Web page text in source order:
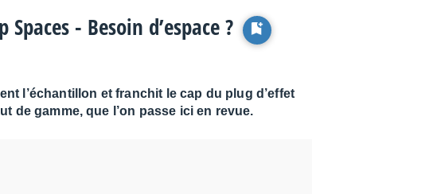
- Besoin d’espace ?
l’échantillon et franchit le cap du plug d’effet
de gamme, que l’on passe ici en revue.